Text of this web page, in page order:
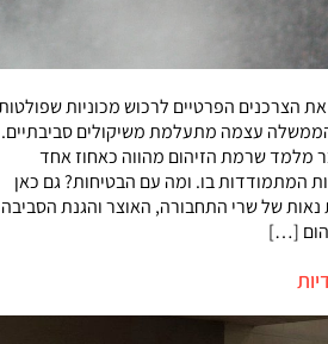
הצרכנים הפרטיים לרכוש מכוניות שפולטות
עצמה מתעלמת משיקולים סביבתיים.
שרמת הזיהום מהווה כאחוז אחד
המתמודדות בו. ומה עם הבטיחות? גם כאן
של שרי התחבורה, האוצר והגנת הסביבה
[…]